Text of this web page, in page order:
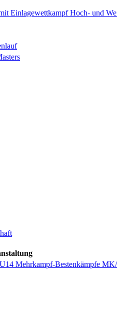
Einlagewettkampf Hoch- und
Mehrkampf-Bestenkämpfe